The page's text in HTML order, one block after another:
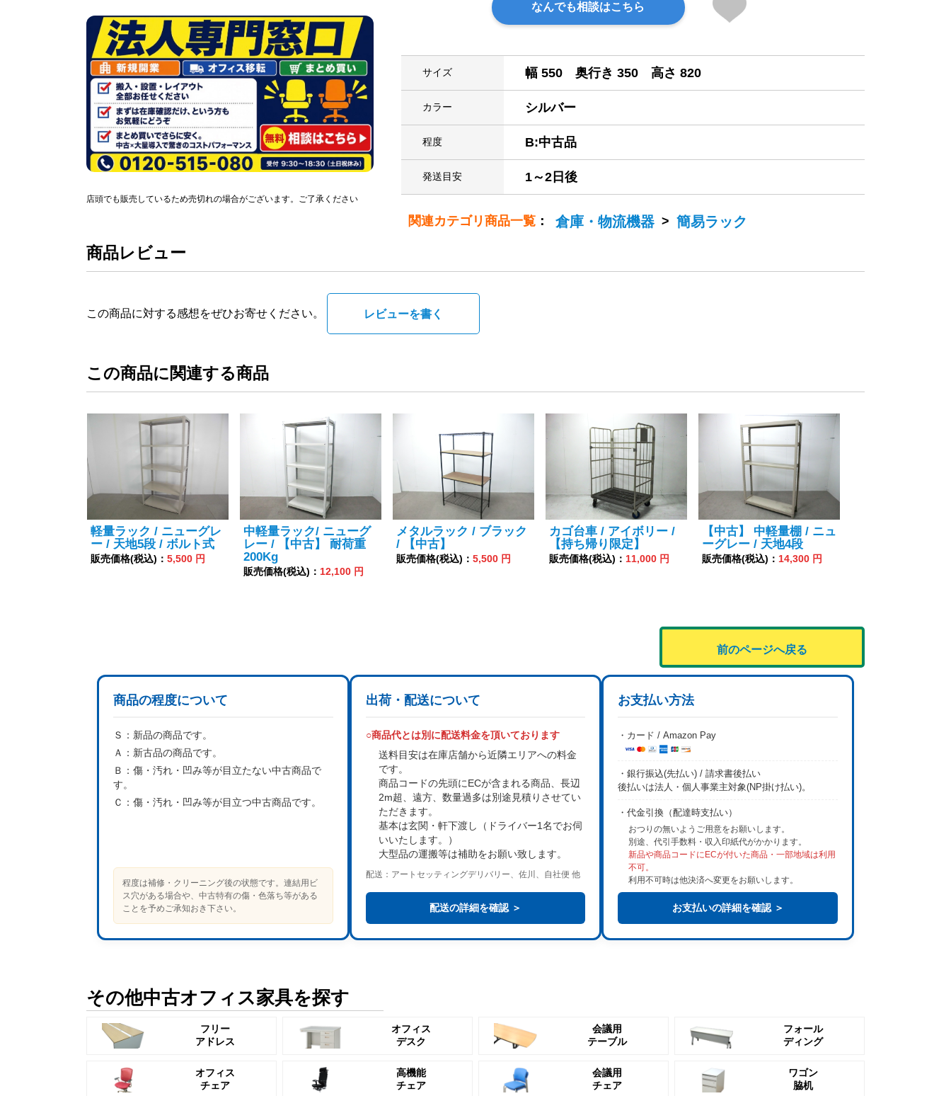
なんでも相談はこちら
サイズ 幅 550 奥行き 350 高さ 820
カラー シルバー
程度 B:中古品
発送目安 1～2日後
関連カテゴリ商品一覧 ： 倉庫・物流機器 > 簡易ラック
店頭でも販売しているため売切れの場合がございます。ご了承ください
商品レビュー
この商品に対する感想をぜひお寄せください。 レビューを書く
この商品に関連する商品
軽量ラック / ニューグレ
ー / 天地5段 / ボルト式
販売価格(税込)： 5,500 円
中軽量ラック/ ニューグ
レー / 【中古】 耐荷重
200Kg
販売価格(税込)： 12,100 円
メタルラック / ブラック
/ 【中古】
販売価格(税込)： 5,500 円
カゴ台車 / アイボリー /
【持ち帰り限定】
販売価格(税込)： 11,000 円
【中古】 中軽量棚 / ニュ
ーグレー / 天地4段
販売価格(税込)： 14,300 円
前のページへ戻る
商品の程度について
Ｓ： 新品の商品です。
Ａ： 新古品の商品です。
Ｂ： 傷・汚れ・凹み等が目立たない中古商品で
す。
Ｃ： 傷・汚れ・凹み等が目立つ中古商品です。
程度は補修・クリーニング後の状態です。連結用ビ
ス穴がある場合や、中古特有の傷・色落ち等がある
ことを予めご承知おき下さい。
出荷・配送について
○商品代とは別に配送料金を頂いております
送料目安は在庫店舗から近隣エリアへの料金
です。
商品コードの先頭にECが含まれる商品、長辺
2m超、遠方、数量過多は別途見積り させてい
ただきます。
基本は玄関・軒下渡し
（ドライバー1名でお伺
いいたします。）
大型品の運搬等は補助をお願い致します。
配送：アートセッティングデリバリー、佐川、自社便 他
配送の詳細を確認 ＞
お支払い方法
・カード / Amazon Pay
・銀行振込(先払い) / 請求書後払い
後払いは法人・個人事業主対象(NP掛け払い)。
・代金引換（配達時支払い）
おつりの無いようご用意をお願いします。
別途、代引手数料・収入印紙代がかかります。
新品や商品コードにECが付いた商品・一部地域は利用
不可。
利用不可時は他決済へ変更をお願いします。
お支払いの詳細を確認 ＞
その他中古オフィス家具を探す
フリー
アドレス
オフィス
デスク
会議用
テーブル
フォール
ディング
オフィス
チェア
高機能
チェア
会議用
チェア
ワゴン
脇机